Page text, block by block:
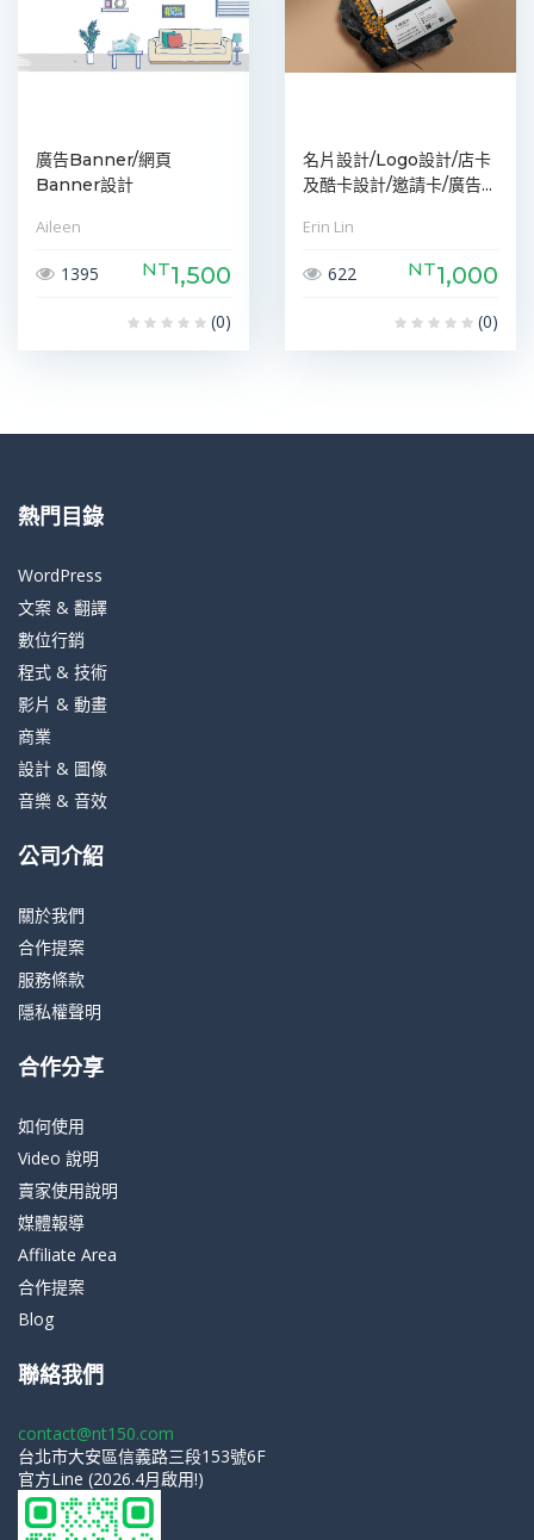
廣告Banner/網頁
Banner設計
Aileen
1395 NT1,500
(0)
名片設計/Logo設計/店卡
及酷卡設計/邀請卡/廣告...
Erin Lin
622 NT1,000
(0)
熱門目錄
WordPress
文案 & 翻譯
數位行銷
程式 & 技術
影片 & 動畫
商業
設計 & 圖像
音樂 & 音效
公司介紹
關於我們
合作提案
服務條款
隱私權聲明
合作分享
如何使用
Video 說明
賣家使用說明
媒體報導
Affiliate Area
合作提案
Blog
聯絡我們
contact@nt150.com
台北市大安區信義路三段153號6F
官方Line (2026.4月啟用!)